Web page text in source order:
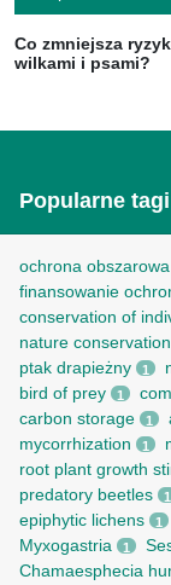
Co zmniejsza
wilkami i psami?
Popularne tagi
ochrona obszarowa
finansowanie
conservation of
nature
ptak drapieżny 1
bird of prey 1
carbon storage 1
mycorrhization 1
root рlant growth
predatory beetles 1
epiphytic lichens 1
Myxogastria 1
Chamaesphecia